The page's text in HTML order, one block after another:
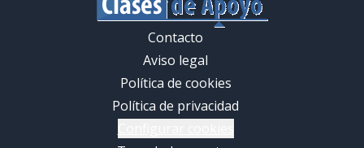
Contacto
Aviso legal
Política de cookies
Política de privacidad